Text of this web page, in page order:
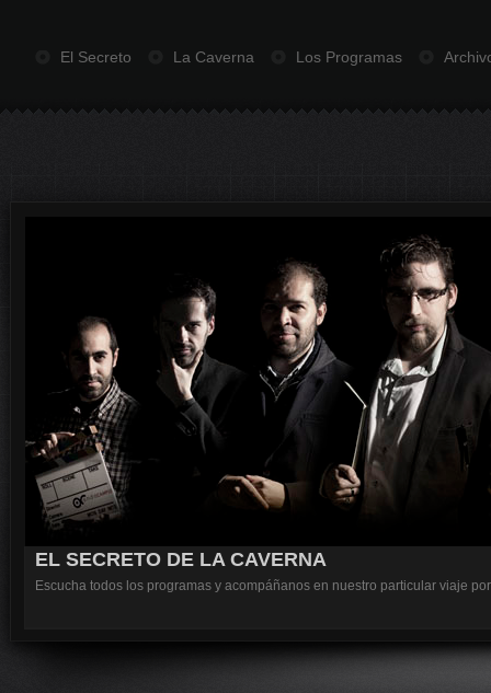
El Secreto La Caverna Los Programas
EL SECRETO DE LA CAVERNA
Escucha todos los programas y acompáñanos en nuestro particular viaje